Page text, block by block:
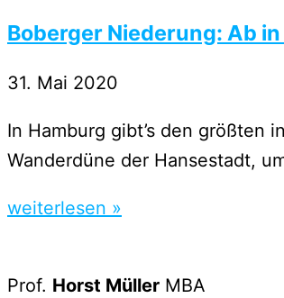
Boberger Niederung: Ab
31. Mai 2020
In Hamburg gibt’s den größten
Wanderdüne der Hansestadt,
weiterlesen »
Prof. Horst Müller MBA